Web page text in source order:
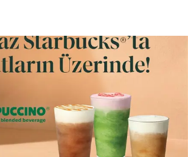
mekan; gurme lezzetleri, iyi
özel puro alanını tek bir çatı